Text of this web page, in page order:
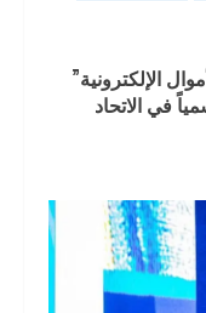
الإلكترونية”
في الاتحاد